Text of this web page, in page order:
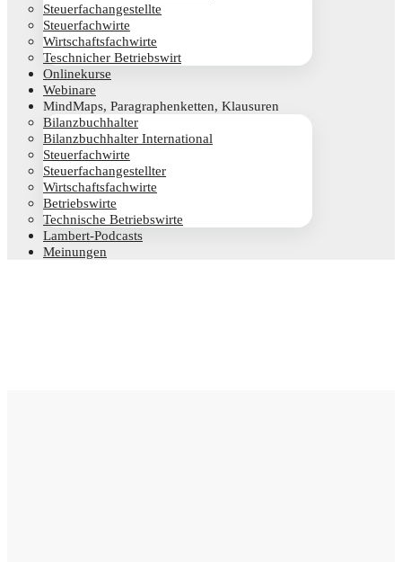
Steu­er­fach­an­ge­stell­te
Steu­er­fach­wir­te
Wirt­schafts­fach­wir­te
Teschni­cher Betriebswirt
Online­kur­se
Web­i­na­re
Mind­Maps, Para­gra­phen­ket­ten, Klausuren
Bilanz­buch­hal­ter
Bilanz­buch­hal­ter International
Steu­er­fach­wir­te
Steu­er­fach­an­ge­stell­ter
Wirt­schafts­fach­wir­te
Betriebs­wir­te
Tech­ni­sche Betriebswirte
Lam­­bert-Pod­­casts
Mei­nun­gen